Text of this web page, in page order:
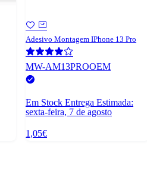
Adesivo Montagem IPhone 13 Pro
MW-AM13PROOEM
Em Stock Entrega Estimada:
sexta-feira, 7 de agosto
1,05€